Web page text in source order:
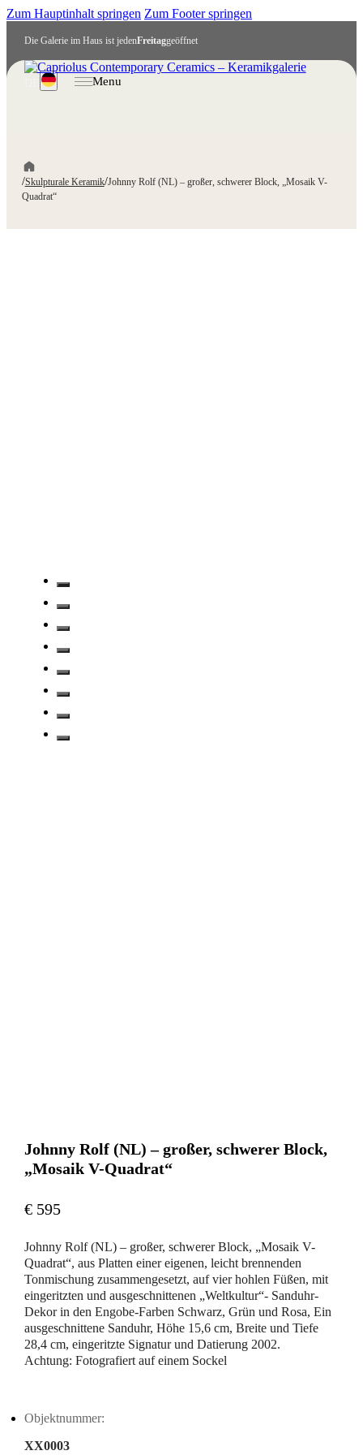
Zum Hauptinhalt springen Zum Footer springen
Die Galerie im Haus ist jedenFreitaggeöffnet
Menu
/Skulpturale Keramik/Johnny Rolf (NL) – großer, schwerer Block, „Mosaik V-
Quadrat“
Johnny Rolf (NL) – großer, schwerer Block,
„Mosaik V-Quadrat“
€ 595
Johnny Rolf (NL) – großer, schwerer Block, „Mosaik V-
Quadrat“, aus Platten einer eigenen, leicht brennenden
Tonmischung zusammengesetzt, auf vier hohlen Füßen, mit
eingeritzten und ausgeschnittenen „Weltkultur“- Sanduhr-
Dekor in den Engobe-Farben Schwarz, Grün und Rosa, Ein
ausgeschnittene Sanduhr, Höhe 15,6 cm, Breite und Tiefe
28,4 cm, eingeritzte Signatur und Datierung 2002.
Achtung: Fotografiert auf einem Sockel
Objektnummer:
XX0003